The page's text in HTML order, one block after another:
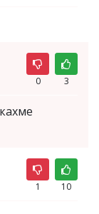
0 3
1 10